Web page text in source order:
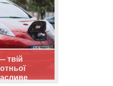
твій